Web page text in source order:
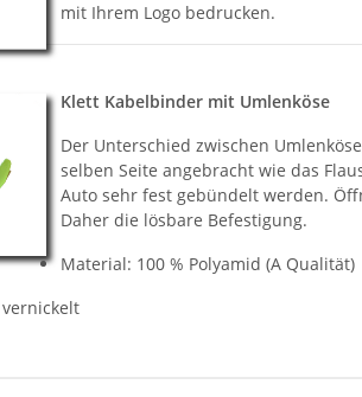
mit Ihrem Logo bedrucken.
Klett Kabelbinder mit Umlenköse
Der Unterschied zwischen
selben Seite angebracht wie das
Auto sehr fest gebündelt werden.
Daher die lösbare Befestigung.
Material: 100 % Polyamid (A Qualität)